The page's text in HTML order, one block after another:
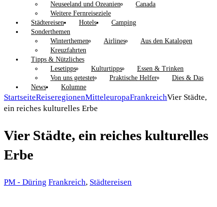
Neuseeland und Ozeanien
Canada
Weitere Fernreiseziele
Städtereisen
Hotels
Camping
Sonderthemen
Winterthemen
Airlines
Aus den Katalogen
Kreuzfahrten
Tipps & Nützliches
Lesetipps
Kulturtipps
Essen & Trinken
Von uns getestet
Praktische Helfer
Dies & Das
News
Kolumne
StartseiteReiseregionenMitteleuropaFrankreichVier Städte,
ein reiches kulturelles Erbe
Vier Städte, ein reiches kulturelles
Erbe
PM - Düring Frankreich, Städtereisen